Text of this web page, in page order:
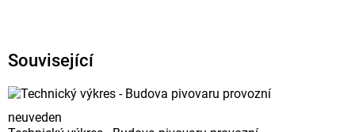
Související
neuveden